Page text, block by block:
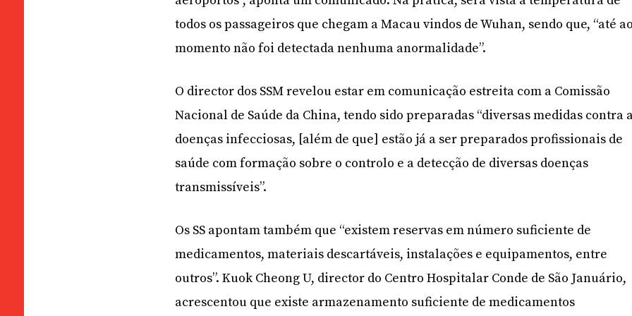
todos os passageiros que chegam a Macau vindos de Wuhan, sendo que, “até ao
momento não foi detectada nenhuma anormalidade”.
O director dos SSM revelou estar em comunicação estreita com a Comissão
Nacional de Saúde da China, tendo sido preparadas “diversas medidas contra
doenças infecciosas, [além de que] estão já a ser preparados profissionais de
saúde com formação sobre o controlo e a detecção de diversas doenças
transmissíveis”.
Os SS apontam também que “existem reservas em número suficiente de
medicamentos, materiais descartáveis, instalações e equipamentos, entre
outros”. Kuok Cheong U, director do Centro Hospitalar Conde de São Januário,
acrescentou que existe armazenamento suficiente de medicamentos